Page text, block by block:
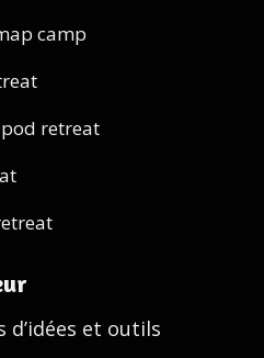
camp
retreat
d’idées et outils